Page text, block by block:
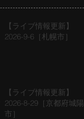
【ライブ情報更新】
2026-9-6［札幌市］
【ライブ情報更新】
2026-8-29［京都府城陽
市］